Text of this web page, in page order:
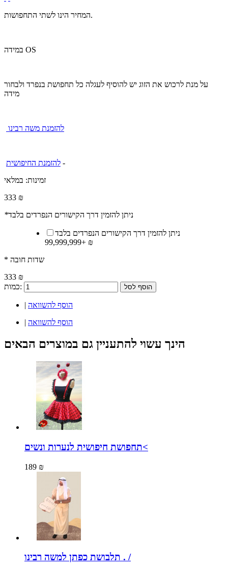
המחיר הינו לשתי התחפושות.
במידה OS
על מנת לרכוש את הזוג יש להוסיף לעגלה כל תחפושת בנפרד ולבחור
מידה
להזמנת משה רבינו
להזמנת החיפושית -
זמינות: במלאי
333 ₪
*ניתן להזמין דרך הקישורים הנפרדים בלבד
ניתן להזמין דרך הקישורים הנפרדים בלבד
+ 99,999,999 ₪
* שדות חובה
333 ₪
כמות:
הוסף לסל
| הוסף להשוואה
| הוסף להשוואה
הינך עשוי להתעניין גם במוצרים הבאים
תחפושת חיפושית לנערות ונשים<
189 ₪
תלבושת כפתן למשה רבינו . /